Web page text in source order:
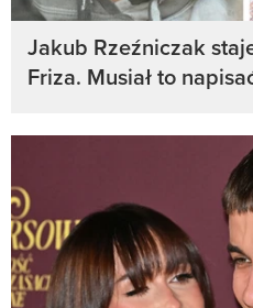
Jakub Rzeźniczak
Friza. Musiał to